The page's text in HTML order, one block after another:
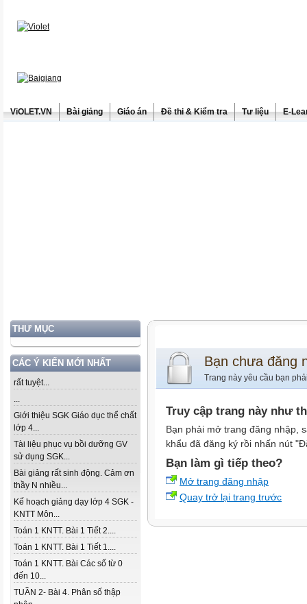
ViOLET.VN Bài giảng Giáo án Đề thi & Kiểm tra Tư liệu E-
THƯ MỤC
CÁC Ý KIẾN MỚI NHẤT
rất tuyệt...
...
Giới thiệu SGK Giáo dục thể chất
lớp 4...
Tài liệu phục vụ bồi dưỡng GV
sử dụng SGK...
Bài giảng rất sinh động. Cảm ơn
thầy N nhiều...
Kế hoạch giảng dạy lớp 4 SGK -
KNTT Môn...
Toán 1 KNTT. Bài 1 Tiết 2....
Toán 1 KNTT. Bài 1 Tiết 1....
Toán 1 KNTT. Bài Các số từ 0
đến 10...
TUẦN 2- Bài 4. Phân số thập
Bạn chưa đăng
Trang này yêu cầu bạn
Truy cập trang này như
Bạn phải mở trang đăng nhập,
khẩu đã đăng ký rồi nhấn nút
Bạn làm gì tiếp theo?
Mở trang đăng nhập
Quay trở lại trang trước